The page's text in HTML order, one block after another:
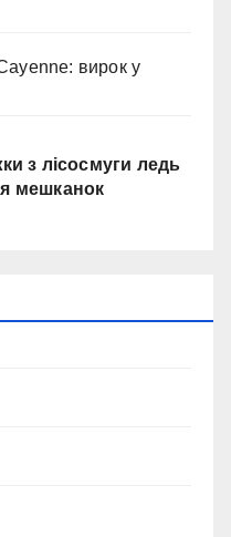
вирок у
з лісосмуги ледь
мешканок